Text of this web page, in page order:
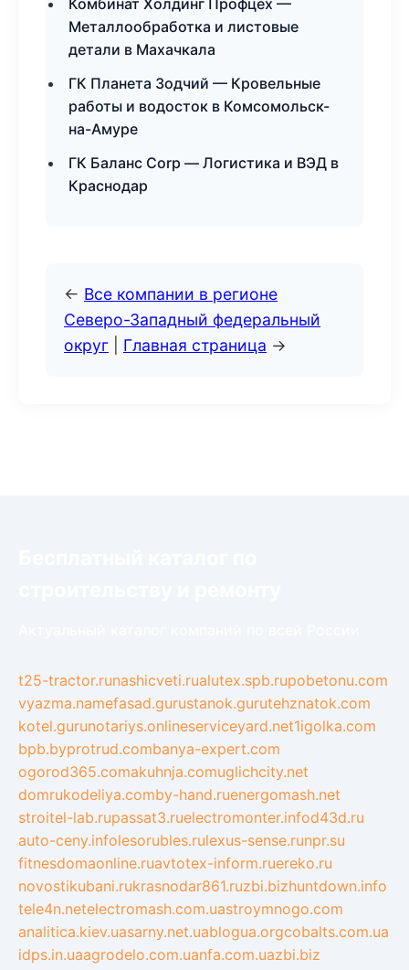
Комбинат Холдинг Профцех —
Металлообработка и листовые
детали в Махачкала
ГК Планета Зодчий — Кровельные
работы и водосток в Комсомольск-
на-Амуре
ГК Баланс Corp — Логистика и ВЭД в
Краснодар
← Все компании в регионе
Северо-Западный федеральный
округ
Главная страница →
t25-tractor.runashicveti.rualutex.spb.rupobetonu.com
vyazma.namefasad.gurustanok.gurutehznatok.com
kotel.gurunotariys.onlineserviceyard.net1igolka.com
bpb.byprotrud.combanya-expert.com
ogorod365.comakuhnja.comuglichcity.net
domrukodeliya.comby-hand.ruenergomash.net
stroitel-lab.rupassat3.ruelectromonter.infod43d.ru
auto-ceny.infolesorubles.rulexus-sense.runpr.su
fitnesdomaonline.ruavtotex-inform.ruereko.ru
novostikubani.rukrasnodar861.ruzbi.bizhuntdown.info
tele4n.netelectromash.com.uastroymnogo.com
analitica.kiev.uasarny.net.uablogua.orgcobalts.com.ua
idps.in.uaagrodelo.com.uanfa.com.uazbi.biz